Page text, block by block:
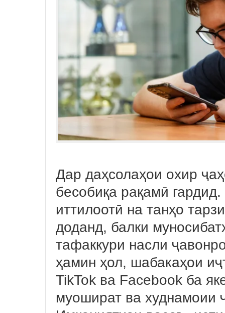
Дар даҳсолаҳои охир
бесобиқа рақамӣ
иттилоотӣ на танҳо
доданд, балки
тафаккури насли
ҳамин ҳол, шабакаҳои
TikTok ва Facebook ба
муошират ва худнамоии